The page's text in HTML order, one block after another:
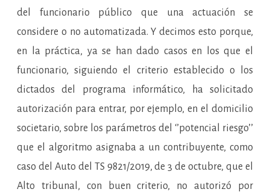
del funcionario público que una actuación se
considere o no automatizada. Y decimos esto porque,
en la práctica, ya se han dado casos en los que el
funcionario, siguiendo el criterio establecido o los
dictados del programa informático, ha solicitado
autorización para entrar, por ejemplo, en el domicilio
societario, sobre los parámetros del ‘’potencial riesgo’’
que el algoritmo asignaba a un contribuyente, como
caso del Auto del TS 9821/2019, de 3 de octubre, que el
Alto tribunal, con buen criterio, no autorizó por